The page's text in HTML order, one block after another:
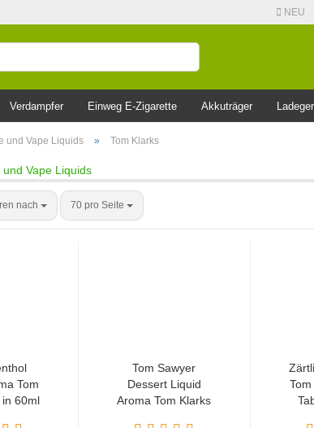
NEU
Verdampfer Einweg E-Zigarette Akkuträger
und Vape Liquids » Tom Klarks
Vape Liquids
nach 70 pro Seite
Tom
60ml
Tom Sawyer
Dessert Liquid
Aroma Tom Klarks